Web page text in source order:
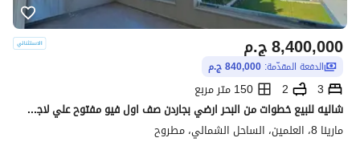
ج.م8,400,000
الدفعة المقدّمة: 840,000 ج.م
3
2
150 متر مربع
شاليه للبيع خطوات من البحر ارضي بجاردن صف اول فيو مفتوح علي لاجون دقائق من مراسي و الحي اللاتيني الساحل الشمالي Marina8 North Coast
مارينا 8، العلمين، الساحل الشمالي، مطروح